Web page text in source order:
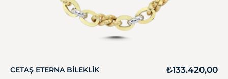
CETAŞ ETERNA BILEKLIK ₺133.420,00